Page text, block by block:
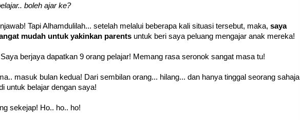
boleh ajar ke?
Tapi Alhamdulilah... setelah melalui beberapa kali situasi tersebut, maka, saya
mudah untuk yakinkan parentsuntuk beri saya peluang mengajar anak mereka!
berjaya dapatkan 9 orang pelajar! Memang rasa seronok sangat masa tu!
masuk bulan kedua! Dari sembilan orang... hilang... dan hanya tinggal seorang sahaja
untuk belajar dengan saya!
sekejap! Ho.. ho.. ho!